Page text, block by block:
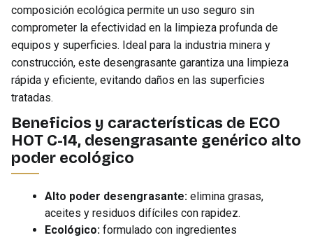
composición ecológica permite un uso seguro sin
comprometer la efectividad en la limpieza profunda de
equipos y superficies. Ideal para la industria minera y
construcción, este desengrasante garantiza una limpieza
rápida y eficiente, evitando daños en las superficies
tratadas.
Beneficios y características de ECO
HOT C-14, desengrasante genérico alto
poder ecológico
Alto poder desengrasante: elimina grasas,
aceites y residuos difíciles con rapidez.
Ecológico: formulado con ingredientes